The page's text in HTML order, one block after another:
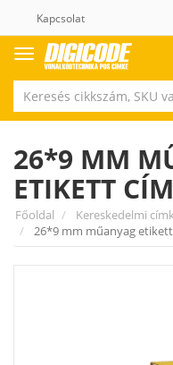
Kapcsolat
Termék
kategóriák
26*9 MM
ETIKETT
Főoldal
Kereskedelmi
26*9 mm műanyag